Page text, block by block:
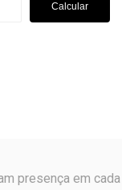
Calcular
presença em cada